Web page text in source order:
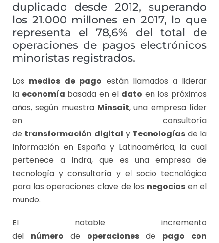
duplicado desde 2012, superando
los 21.000 millones en 2017, lo que
representa el 78,6% del total de
operaciones de pagos electrónicos
minoristas registrados.
Los medios de pago están llamados a liderar
la economía basada en el dato en los próximos
años, según muestra Minsait, una empresa líder
en consultoría
de transformación digital y Tecnologías de la
Información en España y Latinoamérica, la cual
pertenece a Indra, que es una empresa de
tecnología y consultoría y el socio tecnológico
para las operaciones clave de los negociosen el
mundo.
El notable incremento
del número de operacionesde pago con